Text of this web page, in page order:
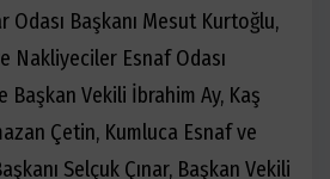
Odası Başkanı Mesut Kurtoğlu,
Nakliyeciler Esnaf Odası
Başkan Vekili İbrahim Ay, Kaş
Çetin, Kumluca Esnaf ve
Selçuk Çınar, Başkan Vekili